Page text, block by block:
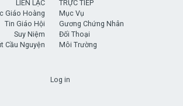
LIÊN LẠC
Giáo Hoàng
Tin Giáo Hội
Suy Niệm
Cầu Nguyện
TRỰC TIẾP
Mục Vụ
Gương Chứng Nhân
Đối Thoại
Môi Trường
Log in